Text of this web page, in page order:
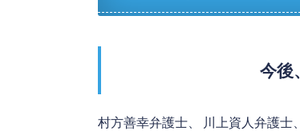
今後
村方善幸弁護士、 川上資人弁護士